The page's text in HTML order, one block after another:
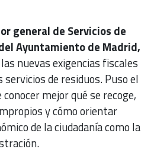
general de Servicios de
Ayuntamiento de Madrid,
nuevas exigencias fiscales
de residuos. Puso el
mejor qué se recoge,
y cómo orientar
de la ciudadanía como la